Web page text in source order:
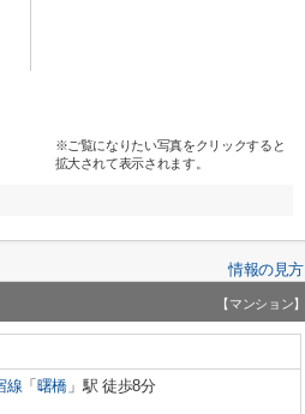
※ご覧になりたい写真をクリックすると
拡大されて表示されます。
情報の見方
【マンション】
線 「 曙橋 」駅 徒歩8分